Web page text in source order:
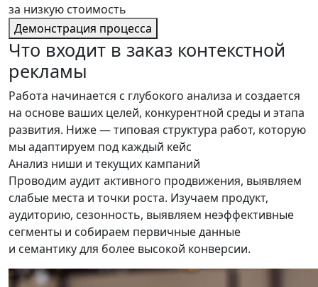
за низкую стоимость
Демонстрация процесса
Что входит в заказ контекстной
рекламы
Работа начинается с глубокого анализа и создается
на основе ваших целей, конкурентной среды и этапа
развития. Ниже — типовая структура работ, которую
мы адаптируем под каждый кейс
Анализ ниши и текущих кампаний
Проводим аудит активного продвижения, выявляем
слабые места и точки роста. Изучаем продукт,
аудиторию, сезонность, выявляем неэффективные
сегменты и собираем первичные данные
и семантику для более высокой конверсии.